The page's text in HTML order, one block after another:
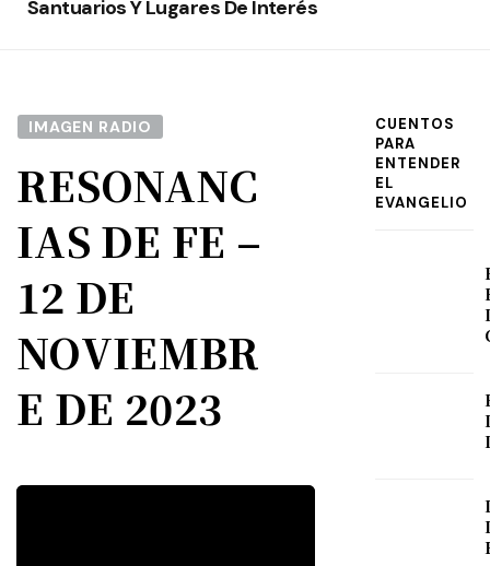
Santuarios Y Lugares De Interés
IMAGEN RADIO
RESONANC
IAS DE FE –
12 DE
NOVIEMBR
E DE 2023
CUENTOS
PARA
ENTENDER
EL
EVANGELIO